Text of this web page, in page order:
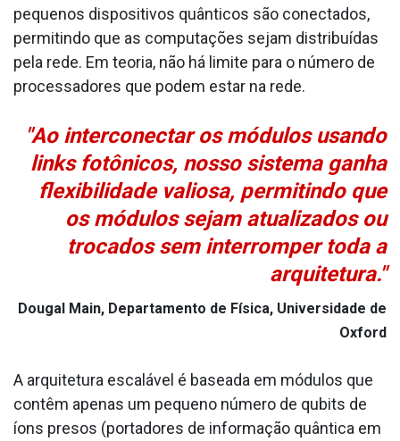
pequenos dispositivos quânticos são conectados,
permitindo que as computações sejam distribuídas
pela rede. Em teoria, não há limite para o número de
processadores que podem estar na rede.
"Ao interconectar os módulos usando
links fotônicos, nosso sistema ganha
flexibilidade valiosa, permitindo que
os módulos sejam atualizados ou
trocados sem interromper toda a
arquitetura."
Dougal Main, Departamento de Física, Universidade de
Oxford
A arquitetura escalável é baseada em módulos que
contêm apenas um pequeno número de qubits de
íons presos (portadores de informação quântica em